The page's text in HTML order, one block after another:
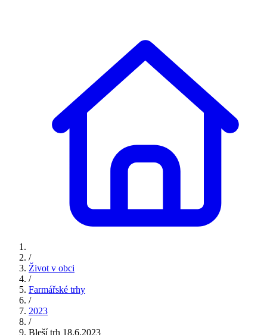
/
Život v obci
/
Farmářské trhy
/
2023
/
Bleší trh 18.6.2023